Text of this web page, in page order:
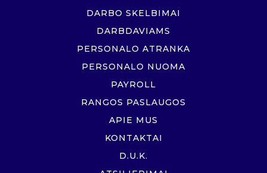
DARBO SKELBIMAI
DARBDAVIAMS
PERSONALO ATRANKA
PERSONALO NUOMA
PAYROLL
RANGOS PASLAUGOS
APIE MUS
KONTAKTAI
D.U.K.